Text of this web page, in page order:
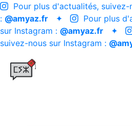
Pour plus d'actualités, suivez-
: @amyaz.fr ✦
Pour plus
sur Instagram : @amyaz.fr ✦
suivez-nous sur Instagram :